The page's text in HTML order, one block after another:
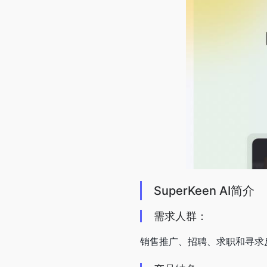
SuperKeen AI简介
需求人群：
销售推广、招聘、求职和寻求